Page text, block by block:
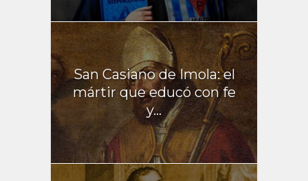
San Casiano de Imola: el
mártir que educó con fe
y...